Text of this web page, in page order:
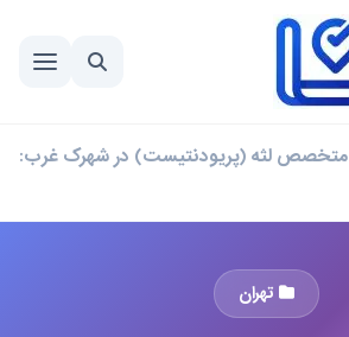
متخصص لثه (پریودنتیست) در شهرک غرب:
تهران